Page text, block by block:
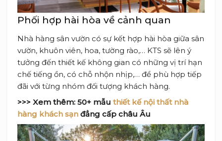
Phối hợp hài hòa về cảnh quan
Nhà hàng sân vườn có sự kết hợp hài hòa giữa sân
vườn, khuôn viên, hoa, tường rào,… KTS sẽ lên ý
tưởng đến thiết kế không gian có những vị trí hạn
chế tiếng ồn, có chỗ nhộn nhịp,… để phù hợp tiếp
đãi với từng nhóm đối tượng khách hàng.
>>> Xem thêm: 50+ mẫu thiết kế nội thất nhà
hàng khách sạn đẳng cấp châu Âu